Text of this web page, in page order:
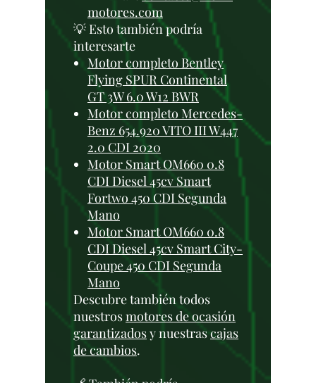
motores.com
💡 Esto también podría
interesarte
Motor completo Bentley
Flying SPUR Continental
GT 3W 6.0 W12 BWR
Motor completo Mercedes-
Benz 654.920 VITO III W447
2.0 CDI 2020
Motor Smart OM660 0.8
CDI Diesel 45cv Smart
Fortwo 450 CDI Segunda
Mano
Motor Smart OM660 0.8
CDI Diesel 45cv Smart City-
Coupe 450 CDI Segunda
Mano
Descubre también todos
nuestrosmotores de ocasión
garantizadosy nuestrascajas
de cambios.